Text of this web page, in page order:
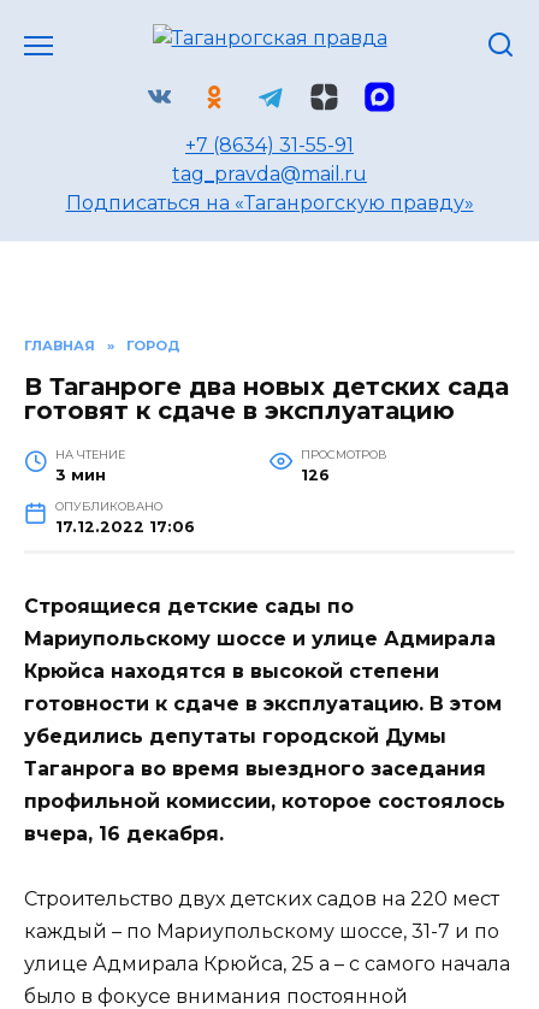
+7 (8634) 31-55-91
tag_pravda@mail.ru
Подписаться на «Таганрогскую правду»
ГЛАВНАЯ » ГОРОД
В Таганроге два новых детских сада
готовят к сдаче в эксплуатацию
НА ЧТЕНИЕ
3 мин
ПРОСМОТРОВ
126
ОПУБЛИКОВАНО
17.12.2022 17:06
Строящиеся детские сады по
Мариупольскому шоссе и улице Адмирала
Крюйса находятся в высокой степени
готовности к сдаче в эксплуатацию. В этом
убедились депутаты городской Думы
Таганрога во время выездного заседания
профильной комиссии, которое состоялось
вчера, 16 декабря.
Строительство двух детских садов на 220 мест
каждый – по Мариупольскому шоссе, 31-7 и по
улице Адмирала Крюйса, 25 а – с самого начала
было в фокусе внимания постоянной